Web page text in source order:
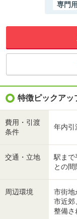
専門
特徴ピックアッ
費用・引渡
条件
年内引
交通・立地
駅まで
との
周辺環境
市街地
市近郊
整備さ